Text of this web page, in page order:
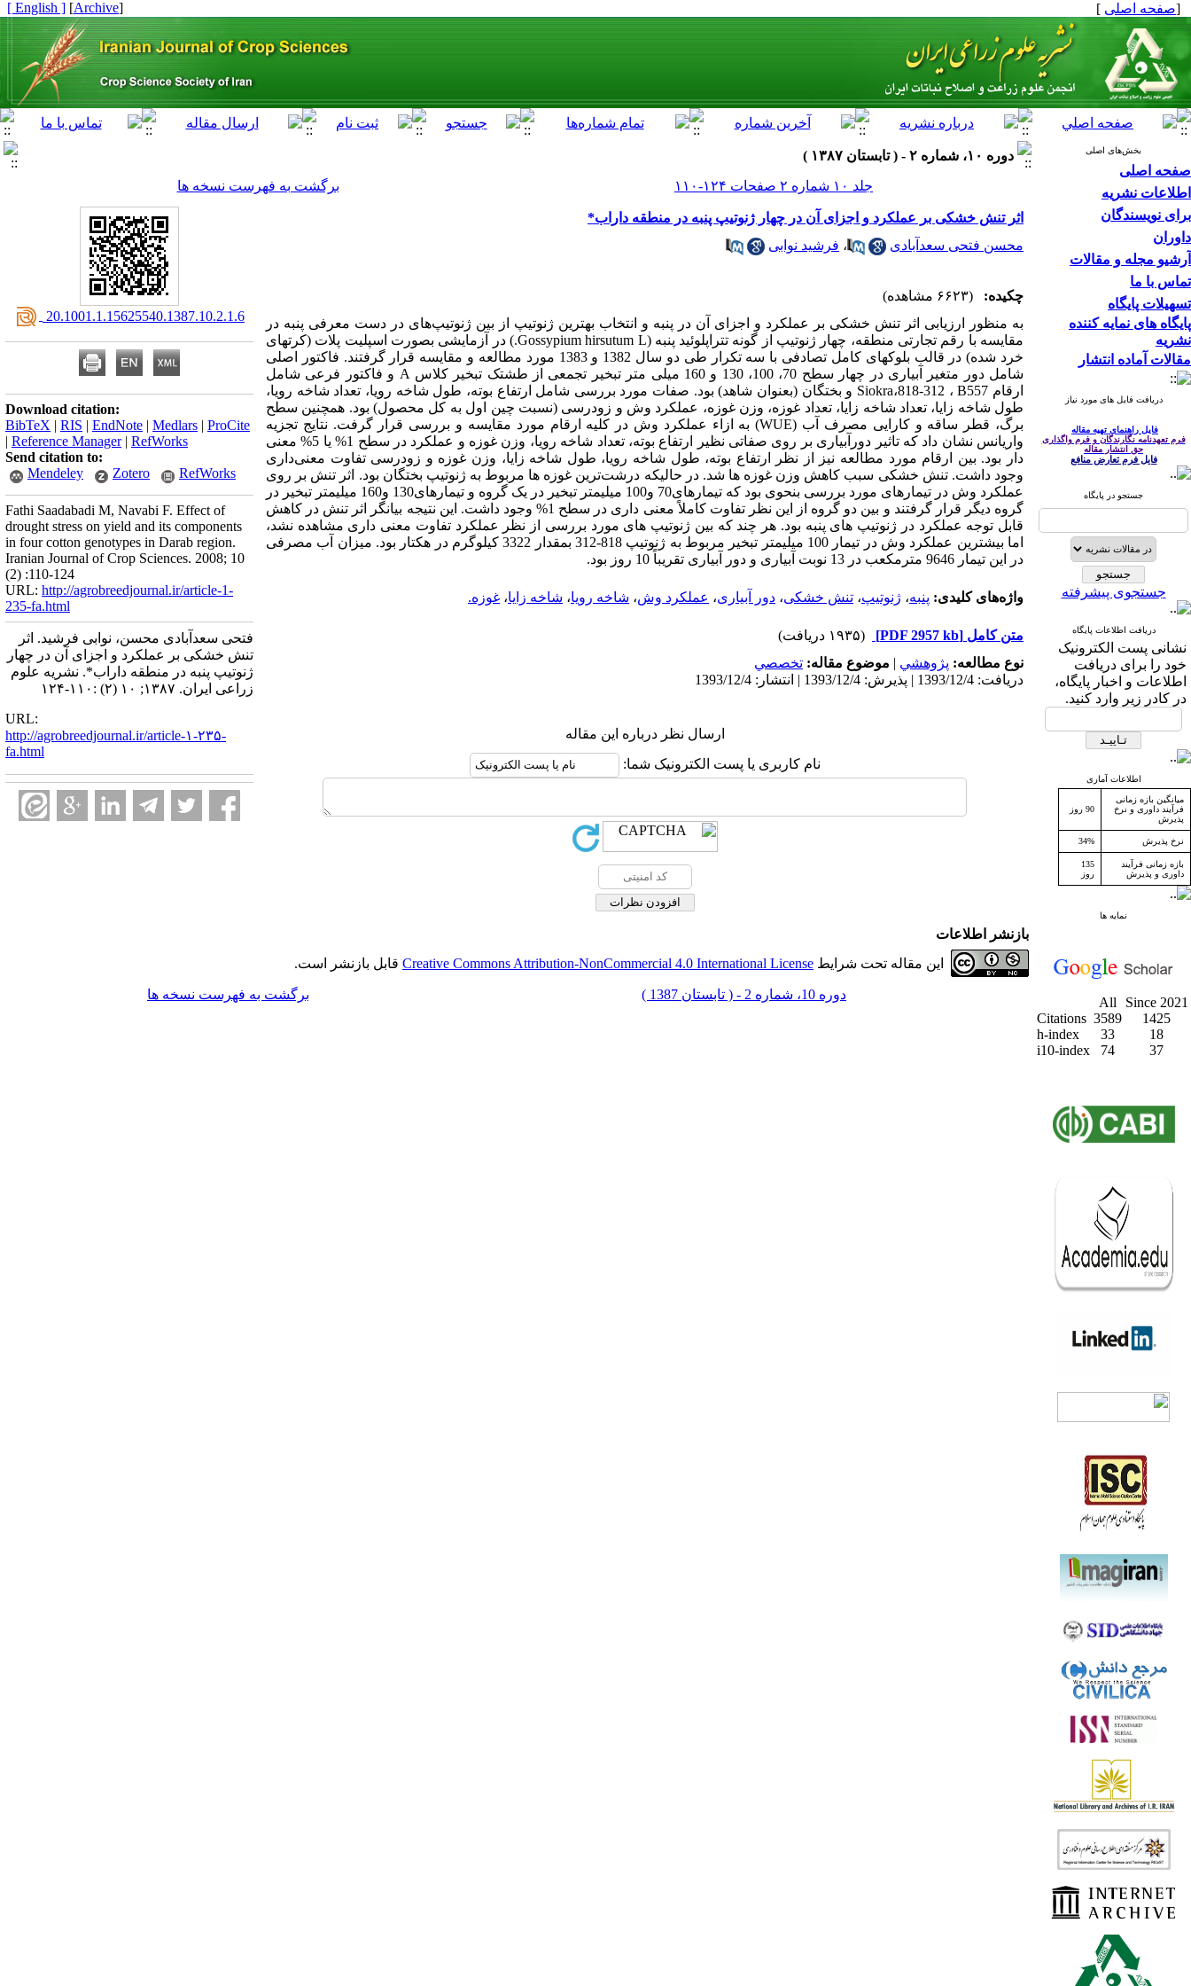
[صفحه اصلی ]
[
Archive
]
[ English ]
بخش‌های اصلی
صفحه اصلی
اطلاعات نشریه
برای نویسندگان
داوران
آرشیو مجله و مقالات
تماس با ما
تسهیلات پایگاه
پایگاه های نمایه کننده
نشریه
مقالات آماده انتشار
دریافت فایل های مورد نیاز
فایل راهنمای تهیه مقاله
فرم تعهدنامه نگارندگان و فرم واگذاری
حق انتشار مقاله
فایل فرم تعارض منافع
جستجو در پایگاه
جستجوی پیشرفته
دریافت اطلاعات پایگاه
نشانی پست الکترونیک
خود را برای دریافت
اطلاعات و اخبار پایگاه،
در کادر زیر وارد کنید.
اطلاعات آماری
میانگین بازه زمانی
فرآیند داوری و نرخ
پذیرش
90 روز
نرخ پذیرش 34%
بازه زمانی فرآیند
داوری و پذیرش
135
روز
نمایه ها
All
Since 2021
Citations 3589
1425
h-index
33
18
i10-index
74 37
دوره ۱۰، شماره ۲ - ( تابستان ۱۳۸۷ )
جلد ۱۰ شماره ۲ صفحات ۱۲۴-۱۱۰
برگشت به فهرست نسخه ها
اثر تنش خشکی بر عملکرد و اجزای آن در چهار ژنوتیپ پنبه در منطقه داراب*
محسن فتحی سعدآبادی
، فرشید نوابی
چکیده:
(۶۶۲۳ مشاهده)
به منظور ارزیابی اثر تنش خشکی بر عملکرد و اجزای آن در پنبه و انتخاب بهترین ژنوتیپ از بین ژنوتیپ‌های در دست معرفی پنبه در
مقایسه با رقم تجارتی منطقه، چهار ژنوتیپ از گونه تتراپلوئید پنبه (Gossypium hirsutum L.) در آزمایشی بصورت اسپلیت پلات (کرتهای
خرد شده) در قالب بلوکهای کامل تصادفی با سه تکرار طی دو سال 1382 و 1383 مورد مطالعه و مقایسه قرار گرفتند. فاکتور اصلی
شامل دور متغیر آبیاری در چهار سطح 70، 100، 130 و 160 میلی متر تبخیر تجمعی از طشتک تبخیر کلاس A و فاکتور فرعی شامل
ارقام Siokra،818-312 ، B557 و بختگان (بعنوان شاهد) بود. صفات مورد بررسی شامل ارتفاع بوته، طول شاخه رویا، تعداد شاخه رویا،
طول شاخه زایا، تعداد شاخه زایا، تعداد غوزه، وزن غوزه، عملکرد وش و زودرسی (نسبت چین اول به کل محصول) بود. همچنین سطح
برگ، قطر ساقه و کارایی مصرف آب (WUE) به ازاء عملکرد وش در کلیه ارقام مورد مقایسه و بررسی قرار گرفت. نتایج تجزیه
واریانس نشان داد که تاثیر دورآبیاری بر روی صفاتی نظیر ارتفاع بوته، تعداد شاخه رویا، وزن غوزه و عملکرد در سطح 1% یا 5% معنی
دار بود. بین ارقام مورد مطالعه نیز از نظر ارتفاع بوته، طول شاخه رویا، طول شاخه زایا، وزن غوزه و زودرسی تفاوت معنی‌داری
وجود داشت. تنش خشکی سبب کاهش وزن غوزه ها شد. در حالیکه درشت‌ترین غوزه ها مربوط به ژنوتیپ بختگان بود. اثر تنش بر روی
عملکرد وش در تیمارهای مورد بررسی بنحوی بود که تیمارهای70 و100 میلیمتر تبخیر در یک گروه و تیمارهای130 و160 میلیمتر تبخیر در
گروه دیگر قرار گرفتند و بین دو گروه از این نظر تفاوت کاملاً معنی داری در سطح 1% وجود داشت. این نتیجه بیانگر اثر تنش در کاهش
قابل توجه عملکرد در ژنوتیپ های پنبه بود. هر چند که بین ژنوتیپ های مورد بررسی از نظر عملکرد تفاوت معنی داری مشاهده نشد،
اما بیشترین عملکرد وش در تیمار 100 میلیمتر تبخیر مربوط به ژنوتیپ 818-312 بمقدار 3322 کیلوگرم در هکتار بود. میزان آب مصرفی
در این تیمار 9646 مترمکعب در 13 نوبت آبیاری و دور آبیاری تقریباً 10 روز بود.
واژه‌های کلیدی: پنبه، ژنوتیپ، تنش خشکی، دور آبیاری، عملکرد وش، شاخه رویا، شاخه زایا، غوزه.
متن کامل [PDF 2957 kb]
(۱۹۳۵ دریافت)
نوع مطالعه: پژوهشي | موضوع مقاله: تخصصي
دریافت: 1393/12/4 | پذیرش: 1393/12/4 | انتشار: 1393/12/4
ارسال نظر درباره این مقاله
نام کاربری یا پست الکترونیک شما:
‎ 20.1001.1.15625540.1387.10.2.1.6
Download citation:
BibTeX | RIS | EndNote | Medlars | ProCite
| Reference Manager| RefWorks
Send citation to:
Mendeley
Zotero RefWorks
Fathi Saadabadi M, Navabi F. Effect of
drought stress on yield and its components
in four cotton genotypes in Darab region.
Iranian Journal of Crop Sciences. 2008; 10
(2) :110-124
URL: http://agrobreedjournal.ir/article-1-
235-fa.html
فتحی سعدآبادی محسن، نوابی فرشید. اثر
تنش خشکی بر عملکرد و اجزای آن در چهار
ژنوتیپ پنبه در منطقه داراب*. نشریه علوم
زراعی ایران. ۱۳۸۷; ۱۰ (۲) :۱۱۰-۱۲۴
URL:
http://agrobreedjournal.ir/article-۱-۲۳۵-
fa.html
بازنشر اطلاعات
این مقاله تحت شرایط Creative Commons Attribution-NonCommercial 4.0 International License قابل بازنشر است.
دوره 10، شماره 2 - ( تابستان 1387 ) برگشت به فهرست نسخه ها